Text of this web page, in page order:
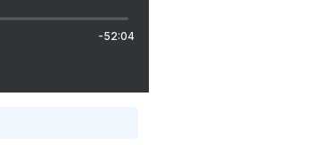
-52:04